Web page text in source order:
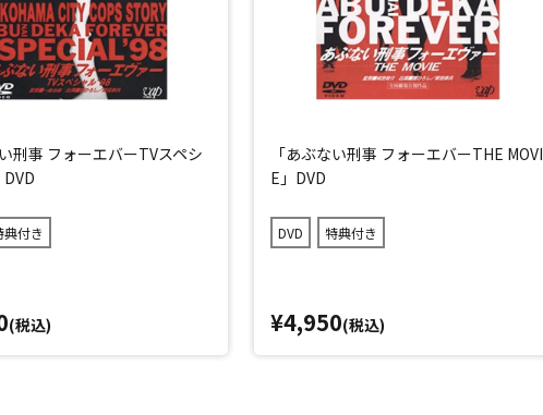
刑事 フォーエバーTVスペシ
典付き
(税込)
「あぶない刑事 フォーエバーTHE MOVI
E」DVD
DVD 特典付き
¥4,950(税込)